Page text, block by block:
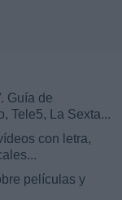
Guía de
Tele5, La Sexta...
con letra,
películas y